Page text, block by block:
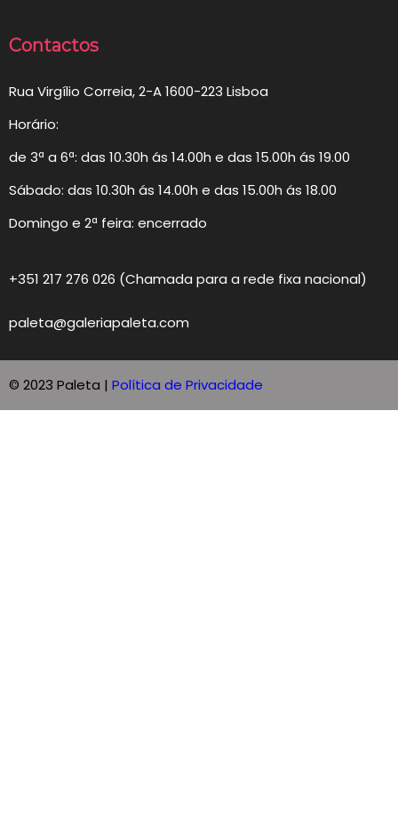
Contactos
Rua Virgílio Correia, 2-A 1600-223 Lisboa
Horário:
de 3ª a 6ª: das 10.30h ás 14.00h e das 15.00h ás 19.00
Sábado: das 10.30h ás 14.00h e das 15.00h ás 18.00
Domingo e 2ª feira: encerrado
+351 217 276 026 (Chamada para a rede fixa nacional)
paleta@galeriapaleta.com
© 2023 Paleta | Política de Privacidade